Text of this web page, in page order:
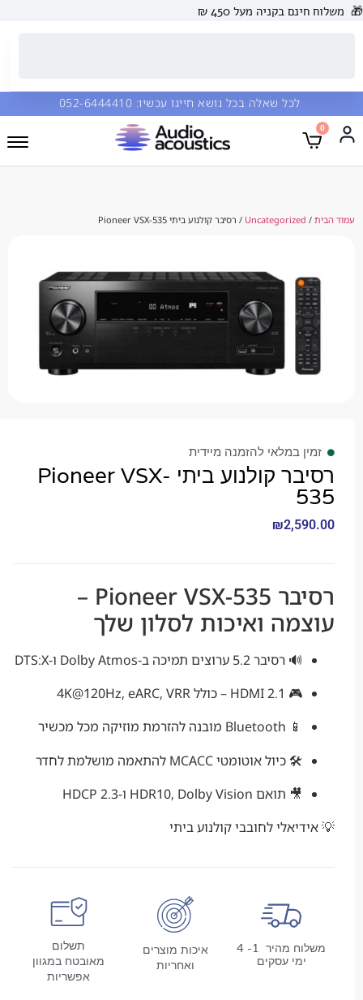
בקניה מעל 450 ₪
שאלה בכל נושא חייגו עכשיו: 052-6444410
/ רסיבר קולנוע ביתי Pioneer VSX-535
במלאי להזמנה מיידית
רסיבר קולנוע ביתי Pioneer VSX-
₪
רסיבר Pioneer VSX-535 –
ואיכות לסלון שלך
🔊 רסיבר 5.2 ערוצים תמיכה ב-Dolby Atmos ו-DTS:X
🛠️ כיול אוטומטי MCACC להתאמה מושלמת לחדר
🎥 תואם HDR10, Dolby Vision ו-HDCP 2.3
לחובבי קולנוע ביתי
משלוח מהיר 1- 4
איכות מוצרים
תשלום
מאובטח במגוון